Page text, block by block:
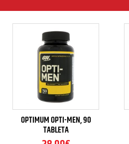
OPTIMUM OPTI-MEN, 90
TABLETA